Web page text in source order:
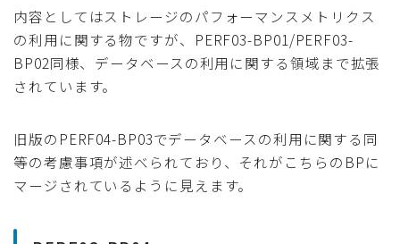
内容としてはストレージのパフォーマンスメトリクス
の利用に関する物ですが、PERF03-BP01/PERF03-
BP02同様、データベースの利用に関する領域まで拡張
されています。
旧版のPERF04-BP03でデータベースの利用に関する同
等の考慮事項が述べられており、それがこちらのBPに
マージされているように見えます。